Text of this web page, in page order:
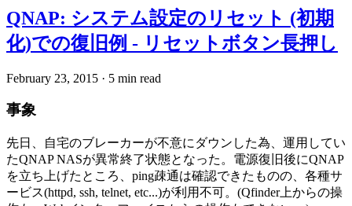
QNAP: システム設定のリセット (初期
化)での復旧例 - リセットボタン長押し
February 23, 2015 · 5 min read
事象
先日、自宅のブレーカーが不意にダウンした為、運用してい
たQNAP NASが異常終了状態となった。電源復旧後にQNAP
を立ち上げたところ、ping疎通は確認できたものの、各種サ
ービス(httpd, ssh, telnet, etc...)が利用不可。(Qfinder上からの操